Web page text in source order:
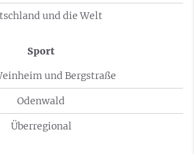
und die Welt
Sport
und Bergstraße
Odenwald
Überregional